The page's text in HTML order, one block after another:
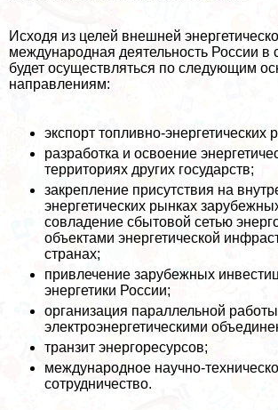
Исходя из целей внешней
международная деятельность России в
будет осуществляться по следующим
направлениям:
экспорт топливно-энергетических
разработка и освоение
территориях других государств;
закрепление присутствия на
энергетических рынках
совладение сбытовой сетью
объектами энергетической
странах;
привлечение зарубежных
энергетики России;
организация параллельной
электроэнергетическими
транзит энергоресурсов;
международное научно-
сотрудничество.